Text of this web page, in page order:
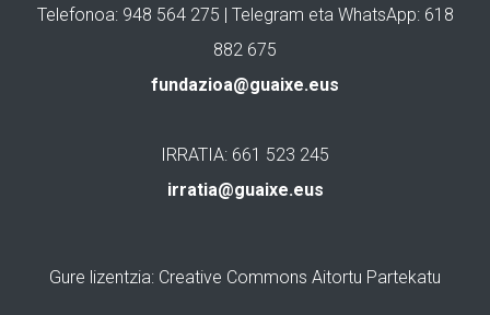
Telefonoa: 948 564 275 | Telegram eta WhatsApp: 618
882 675
fundazioa@guaixe.eus
IRRATIA: 661 523 245
irratia@guaixe.eus
Gure lizentzia: Creative Commons Aitortu Partekatu